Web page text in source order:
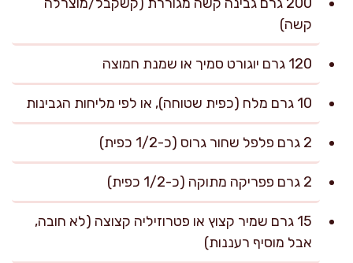
קשה)
120 גרם יוגורט סמיך או שמנת חמוצה
10 גרם מלח (כפית שטוחה), או לפי מליחות הגבינות
2 גרם פלפל שחור גרוס (כ-1/2 כפית)
2 גרם פפריקה מתוקה (כ-1/2 כפית)
15 גרם שמיר קצוץ או פטרוזיליה קצוצה (לא חובה,
אבל מוסיף רעננות)